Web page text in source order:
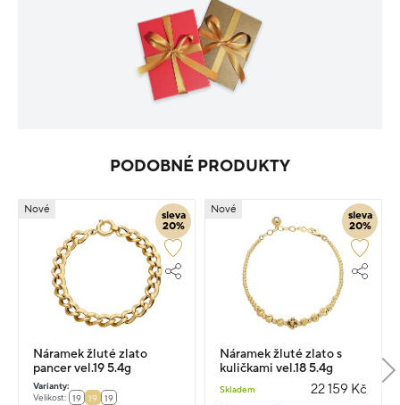
PODOBNÉ PRODUKTY
sleva
20%
Nové
Náramek žluté zlato
pancer vel.19 5.4g
Varianty:
Velikost:
19 19 19
sleva
20%
Nové
Náramek žluté zlato s
kuličkami vel.18 5.4g
Skladem 22 159 Kč